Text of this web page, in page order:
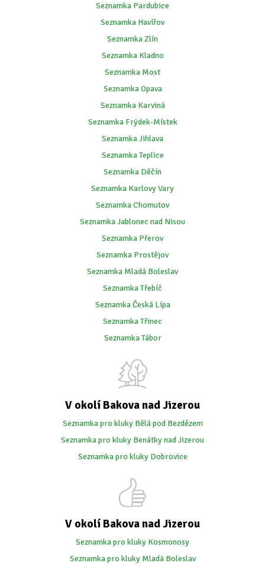
Seznamka Pardubice
Seznamka Havířov
Seznamka Zlín
Seznamka Kladno
Seznamka Most
Seznamka Opava
Seznamka Karviná
Seznamka Frýdek-Místek
Seznamka Jihlava
Seznamka Teplice
Seznamka Děčín
Seznamka Karlovy Vary
Seznamka Chomutov
Seznamka Jablonec nad Nisou
Seznamka Přerov
Seznamka Prostějov
Seznamka Mladá Boleslav
Seznamka Třebíč
Seznamka Česká Lípa
Seznamka Třinec
Seznamka Tábor
V okolí Bakova nad Jizerou
Seznamka pro kluky Bělá pod Bezdězem
Seznamka pro kluky Benátky nad Jizerou
Seznamka pro kluky Dobrovice
V okolí Bakova nad Jizerou
Seznamka pro kluky Kosmonosy
Seznamka pro kluky Mladá Boleslav